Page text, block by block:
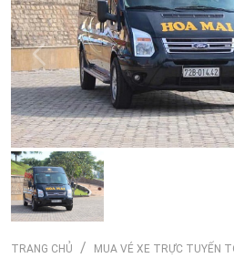
TRANG CHỦ MUA VÉ XE TRỰC TUYẾN